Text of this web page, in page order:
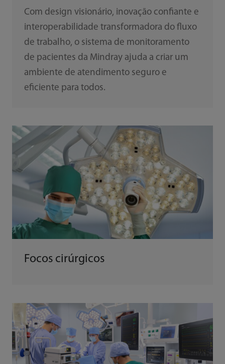
Com design visionário, inovação confiante e
interoperabilidade transformadora do fluxo
de trabalho, o sistema de monitoramento
de pacientes da Mindray ajuda a criar um
ambiente de atendimento seguro e
eficiente para todos.
Focos cirúrgicos